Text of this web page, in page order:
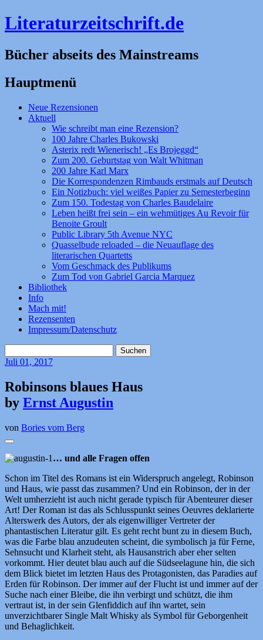
Literaturzeitschrift.de
Bücher abseits des Mainstreams
Hauptmenü
Zum
Inhalt
Neue Rezensionen
Aktuell
Wie schreibt man eine Rezension?
100 Jahre Charles Bukowski
Asterix redt Wienerisch! „Es Brojeggd“
Zum 200. Geburtstag von Walt Whitman
200 Jahre Karl Marx
Die Korrespondenzen Rimbauds erstmals auf Deutsch
Ein Notizbuch: viel weißes Papier zu Semesterbeginn
Zum 150. Todestag von Charles Baudelaire
Leben heißt frei sein – ein wehmütiges Au Revoir für
Benoite Groult
Public Library 5th Avenue NYC
Quasselbude reloaded – die Neuauflage des
literarischen Quartetts
Vom Geschmack des Publikums
Zum Tod von Gabriel Garcia Marquez
Bibliothek
Info
Mach mit!
Rezensenten
Impressum/Datenschutz
nach:
Juli 01, 2017
Robinsons blaues Haus
by Ernst Augustin
von Bories vom Berg
… und alle Fragen offen
Schon im Titel des Romans ist ein Widerspruch angelegt, Robinson
und Haus, wie passt das zusammen? Und ein Robinson, der in der
Welt umherzieht ist auch nicht gerade typisch für Abenteurer dieser
Art! Der Roman ist das als Schlusspunkt seines Oeuvres deklarierte
Alterswerk des Autors, der als eigenwilliger Vertreter der
phantastischen Literatur gilt. Es geht recht bunt zu in diesem Buch,
was die Farbe blau anzudeuten scheint, die symbolisch ja für Ferne,
Sehnsucht und Klarheit steht, als Hausanstrich aber eher selten
vorkommt. Hier deutet blau auch auf die Südseelagune hin, die sich
dem Blick bietet im letzten Haus des Protagonisten, das Paradies auf
Erden für Robinson. Der immer auf der Flucht ist und immer auf der
Suche nach einer Bleibe, die ihn verbirgt und schützt, die ihm
vertraut ist, in der sein Glenfiddich auf ihn wartet, sein
unverzichtbarer Single Malt Whisky als Symbol für Geborgenheit
und Behaglichkeit.